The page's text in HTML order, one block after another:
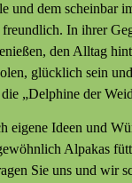
und dem scheinbar
In ihrer
den Alltag
glücklich sein
„Delphine der
eigene Ideen und
Alpakas
Sie uns und wir